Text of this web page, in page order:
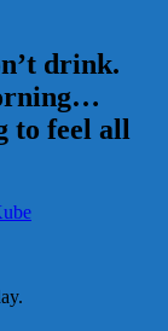
drink.
to feel all